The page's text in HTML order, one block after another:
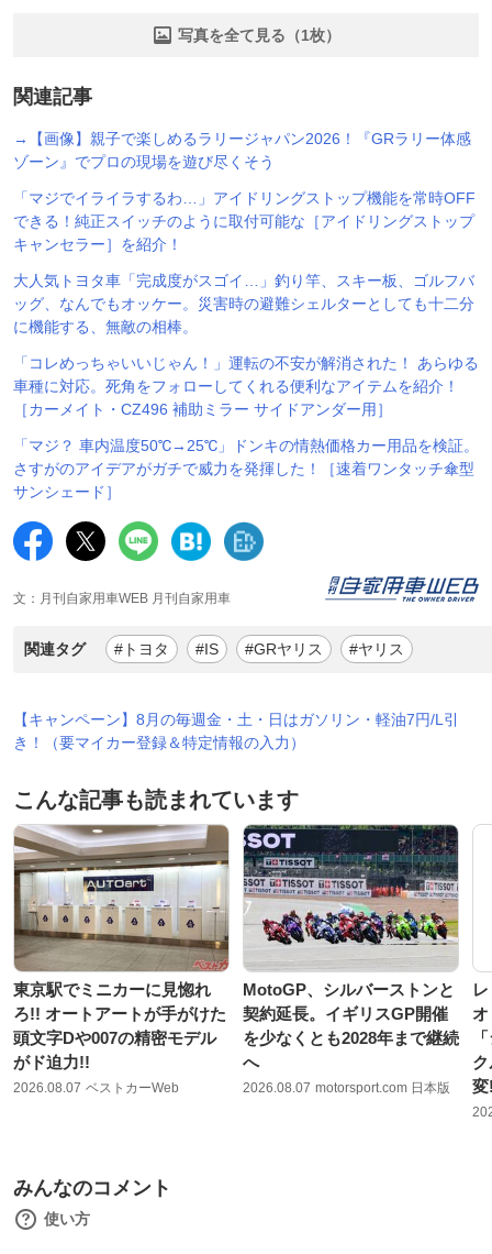
写真を全て見る（1枚）
関連記事
→【画像】親子で楽しめるラリージャパン2026！『GRラリー体感
ゾーン』でプロの現場を遊び尽くそう
「マジでイライラするわ…」アイドリングストップ機能を常時OFF
できる！純正スイッチのように取付可能な［アイドリングストップ
キャンセラー］を紹介！
大人気トヨタ車「完成度がスゴイ…」釣り竿、スキー板、ゴルフバ
ッグ、なんでもオッケー。災害時の避難シェルターとしても十二分
に機能する、無敵の相棒。
「コレめっちゃいいじゃん！」運転の不安が解消された！ あらゆる
車種に対応。死角をフォローしてくれる便利なアイテムを紹介！
［カーメイト・CZ496 補助ミラー サイドアンダー用］
「マジ？ 車内温度50℃→25℃」ドンキの情熱価格カー用品を検証。
さすがのアイデアがガチで威力を発揮した！［速着ワンタッチ傘型
サンシェード］
文：月刊自家用車WEB 月刊自家用車
関連タグ #トヨタ #IS #GRヤリス #ヤリス
【キャンペーン】8月の毎週金・土・日はガソリン・軽油7円/L引
き！（要マイカー登録＆特定情報の入力）
こんな記事も読まれています
東京駅でミニカーに見惚れ
ろ!! オートアートが手がけた
頭文字Dや007の精密モデル
がド迫力!!
2026.08.07 ベストカーWeb
MotoGP、シルバーストンと
契約延長。イギリスGP開催
を少なくとも2028年まで継続
へ
2026.08.07 motorsport.com 日本版
みんなのコメント
使い方